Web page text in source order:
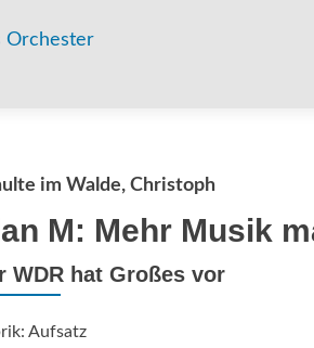
im Walde, Christoph
M: Mehr Musik
WDR hat Großes vor
Aufsatz